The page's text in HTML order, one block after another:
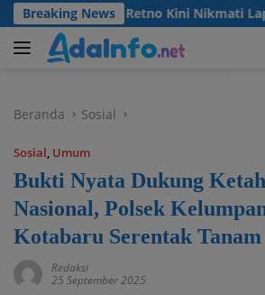
Langsung
ke
konten
Breaking News
Madu Retno Kini Nikmati
Beranda Sosial
Sosial, Umum
Bukti Nyata Dukung
Nasional, Polsek
Kotabaru Serentak Tanam
Redaksi
25 September 2025